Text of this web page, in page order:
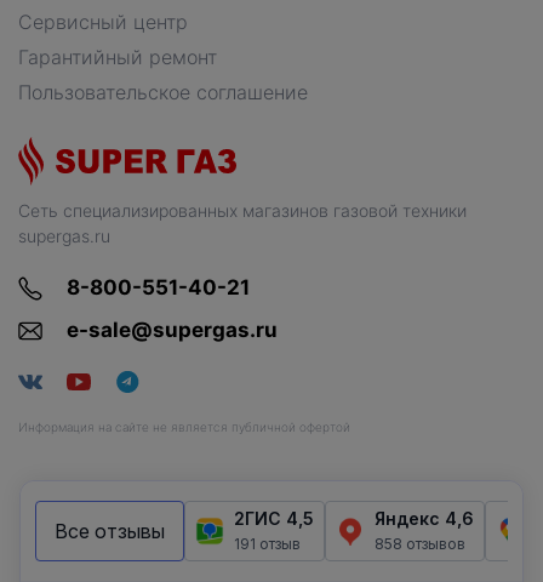
Сеть специализированных магазинов газовой техники
supergas.ru
8-800-551-40-21
e-sale@supergas.ru
Информация на сайте не является публичной офертой
Сервисный центр
Гарантийный ремонт
Пользовательское соглашение